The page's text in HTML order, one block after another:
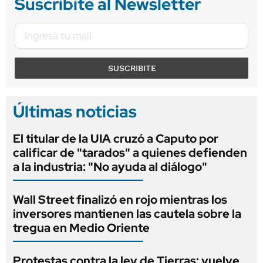
SUSCRIBITE
Últimas noticias
El titular de la UIA cruzó a Caputo por
calificar de "tarados" a quienes defienden
a la industria: "No ayuda al diálogo"
Wall Street finalizó en rojo mientras los
inversores mantienen las cautela sobre la
tregua en Medio Oriente